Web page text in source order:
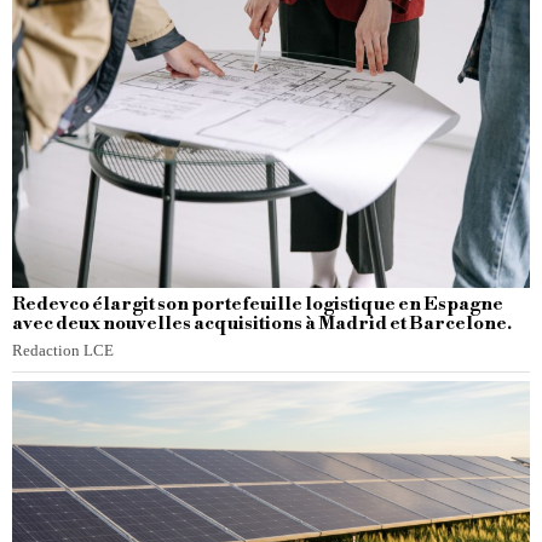
Redevco élargit son portefeuille logistique en Espagne
avec deux nouvelles acquisitions à Madrid et Barcelone.
Redaction LCE